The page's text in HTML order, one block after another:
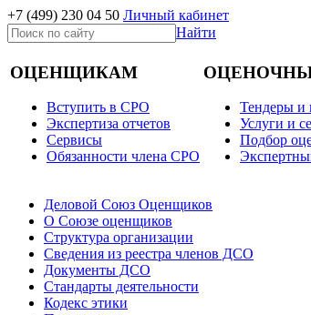
+7 (499) 230 04 50 Личный кабинет
Найти
ОЦЕНЩИКАМ
Вступить в СРО
Экспертиза отчетов
Cервисы
Обязанности члена СРО
Тендеры и
Услуги и
Подбор
Деловой Союз Оценщиков
О Союзе оценщиков
Структура организации
Сведения из реестра членов ДСО
Документы ДСО
Стандарты деятельности
Кодекс этики